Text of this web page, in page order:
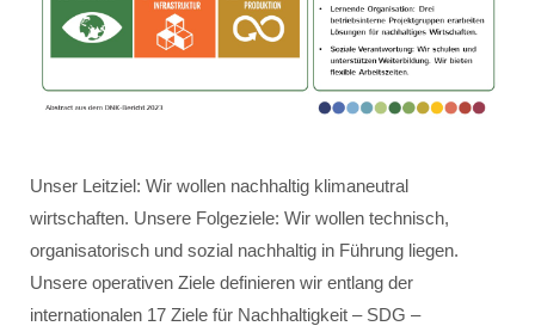
Unser Leitziel: Wir wollen nachhaltig klimaneutral
wirtschaften. Unsere Folgeziele: Wir wollen technisch,
organisatorisch und sozial nachhaltig in Führung liegen.
Unsere operativen Ziele definieren wir entlang der
internationalen 17 Ziele für Nachhaltigkeit – SDG –